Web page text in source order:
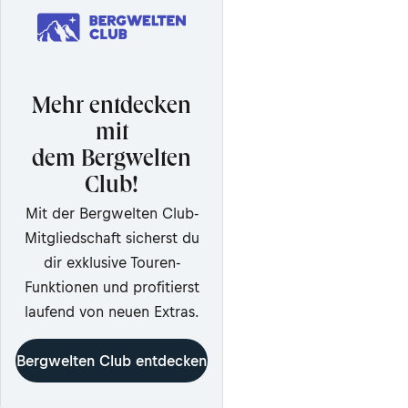
Mehr entdecken
mit
dem Bergwelten
Club!
Mit der Bergwelten Club-
Mitgliedschaft sicherst du
dir exklusive Touren-
Funktionen und profitierst
laufend von neuen Extras.
Bergwelten Club entdecken